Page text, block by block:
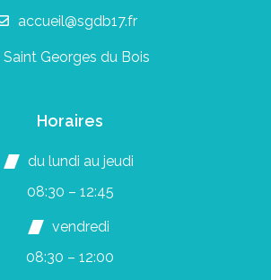
accueil@sgdb17.fr
Saint Georges du Bois
Horaires
du lundi au jeudi
08:30 – 12:45
vendredi
08:30 – 12:00